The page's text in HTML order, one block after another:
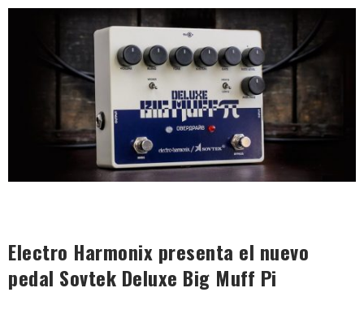
Electro Harmonix presenta el nuevo
pedal Sovtek Deluxe Big Muff Pi